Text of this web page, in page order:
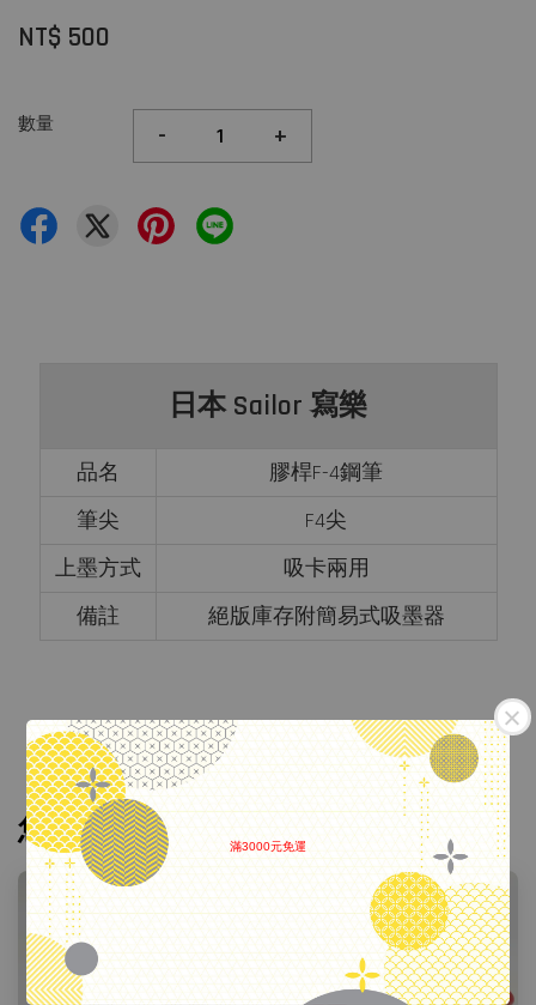
滿3000元免運
NT$ 500
數量 - +
日本 Sailor 寫樂
品名
膠桿F-4鋼筆
筆尖
F4尖
上墨方式
吸卡兩用
備註
絕版庫存附簡易式吸墨器
您可能也喜歡